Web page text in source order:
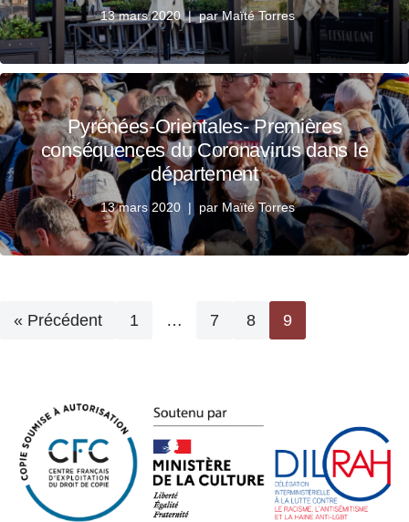
13 mars 2020 parMaïté Torres
Pyrénées-Orientales- Premières
conséquences du Coronavirus dans le
département
13 mars 2020 par Maïté Torres
« Précédent 1 … 7 8 9